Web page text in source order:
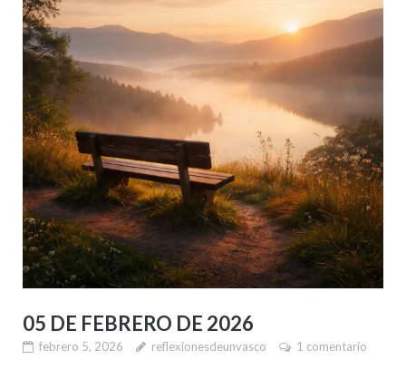
05 DE FEBRERO DE 2026
febrero 5, 2026 reflexionesdeunvasco 1 comentario